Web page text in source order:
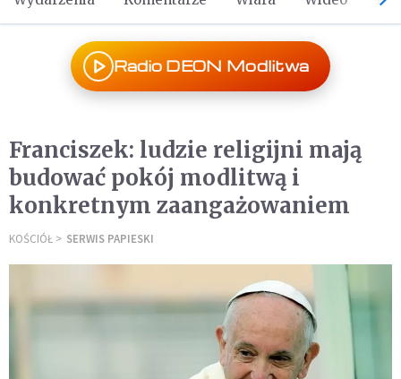
Radio DEON Modlitwa
Franciszek: ludzie religijni mają
budować pokój modlitwą i
konkretnym zaangażowaniem
KOŚCIÓŁ SERWIS PAPIESKI